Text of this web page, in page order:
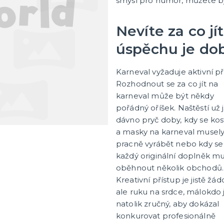
námořnické
a indiánské
podvazky, návleky,
Olejová líčidla
Umělé řasy, tetování a
další kategorie
Havajské kostýmy
Havajské věnce
Havajské sady
Havajské sukně
Havajské košile
další kategorie
Balónky
Balónky pastelové
Balónky s potiskem
Balónky s číslem
Balónky svatba a rozlučka
Fóliové balónky
Metalické balónky
Nafukovací písmena
Nafukovací čísla a znaky
Závaží na balónky
Helium
další kategorie
Nevíte za co
úspěchu je
Karneval vyžaduje aktivní
Rozhodnout se za co jít na
karneval může být někdy
pořádný oříšek. Naštěstí už
dávno pryč doby, kdy se
a masky na karneval musely
pracně vyrábět nebo kdy
každý originální doplněk
oběhnout několik obchodů.
Kreativní přístup je jistě
ale ruku na srdce, málokdo
natolik zručný, aby dokázal
konkurovat profesionálně